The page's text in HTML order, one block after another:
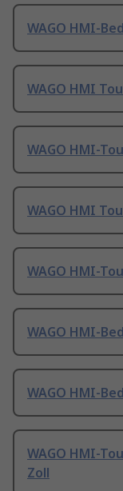
WAGO HMI-
WAGO HMI
WAGO HMI-
WAGO HMI
WAGO HMI-
WAGO HMI-
WAGO HMI-
WAGO HMI-
Zoll